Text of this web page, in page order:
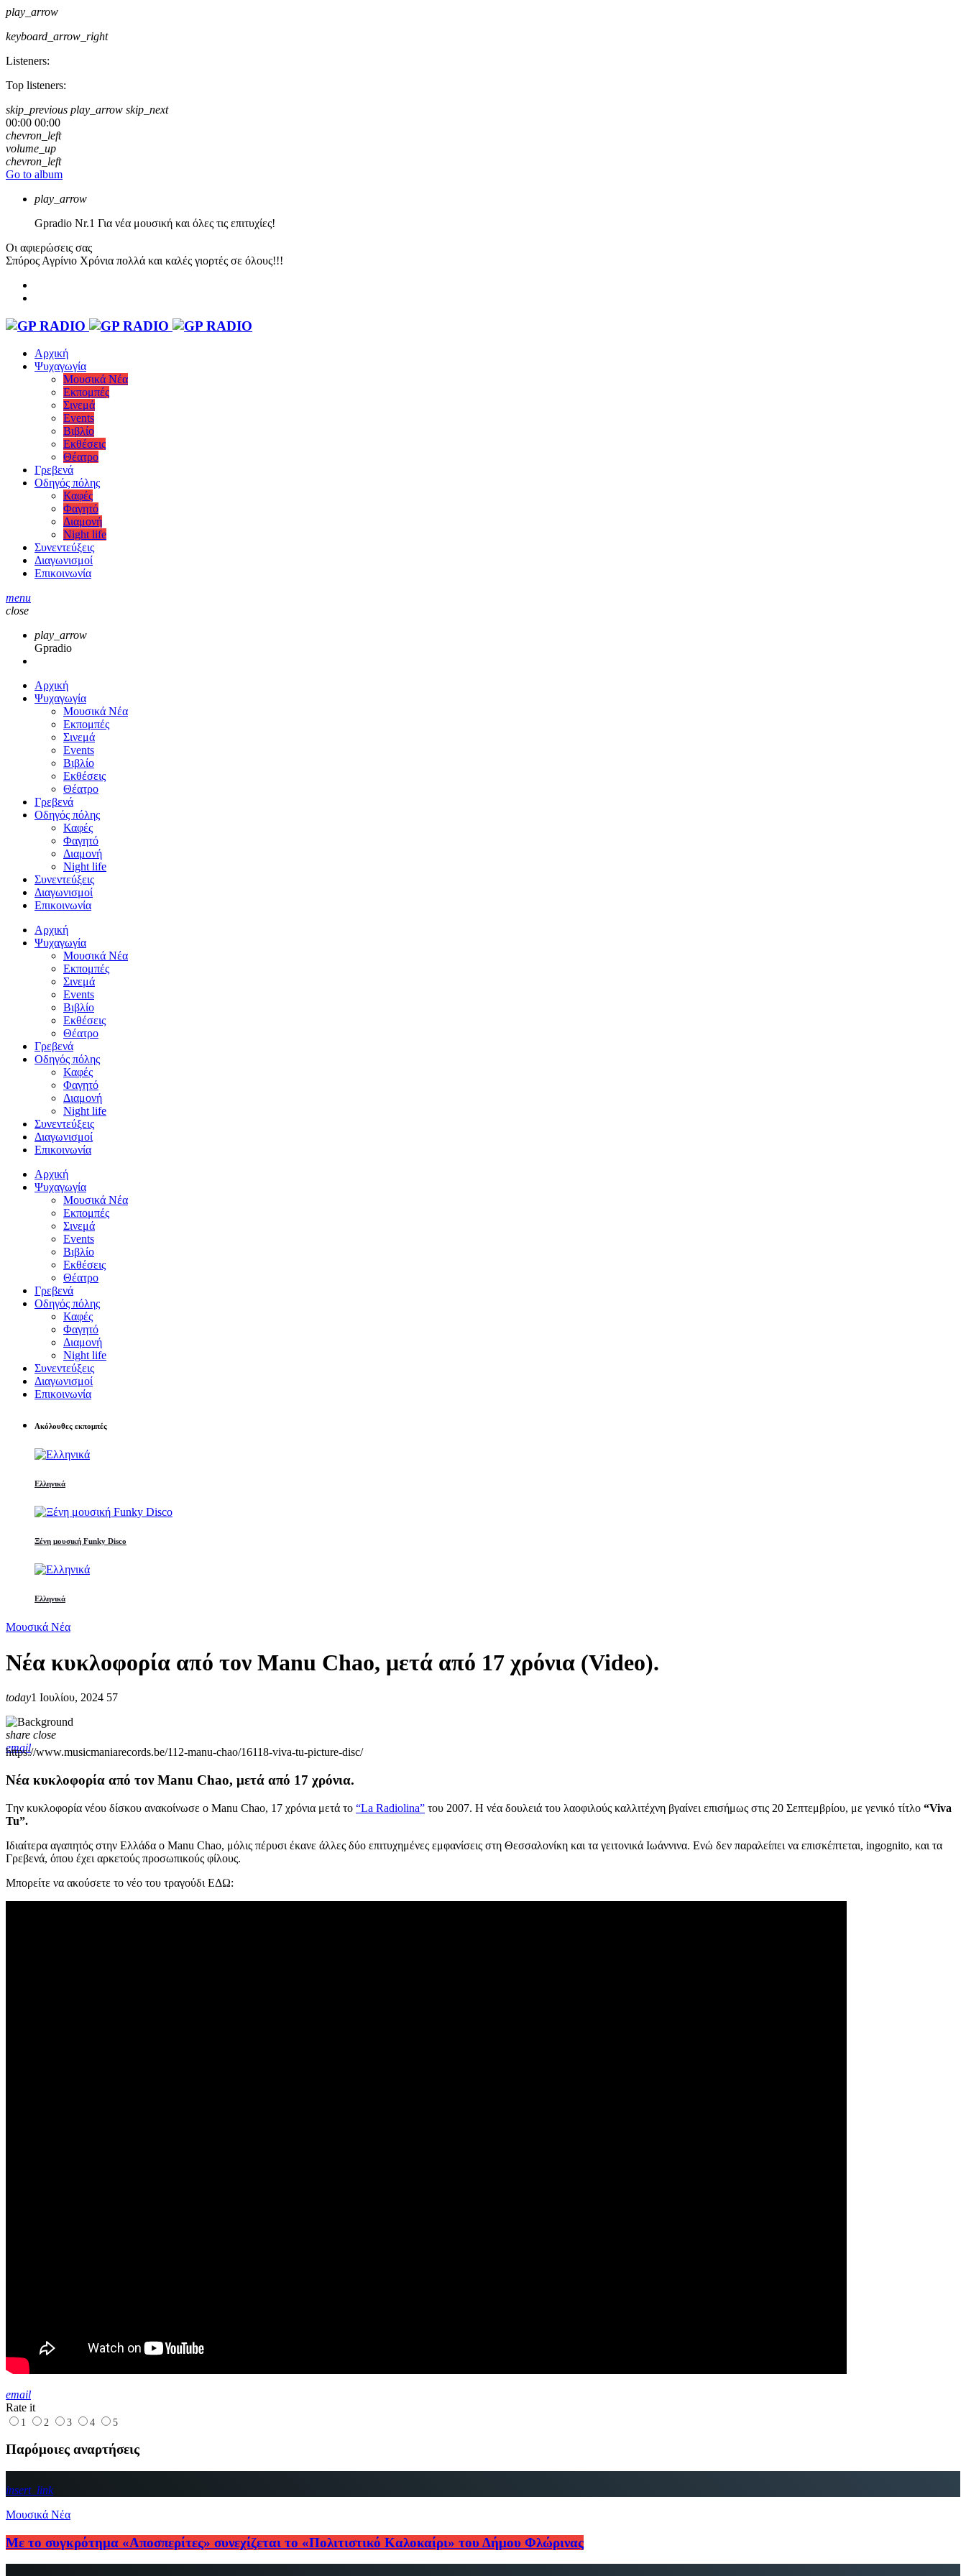
play_arrow
keyboard_arrow_right
Listeners:
Top listeners:
skip_previous play_arrow skip_next
00:00 00:00
chevron_left
volume_up
chevron_left
Go to album
play_arrow
Gpradio Nr.1 Για νέα μουσική και όλες τις επιτυχίες!
Οι αφιερώσεις σας
Σπύρος Αγρίνιο Χρόνια πολλά και καλές γιορτές σε όλους!!!
Αρχική
Ψυχαγωγία
Μουσικά Νέα
Εκπομπές
Σινεμά
Events
Βιβλίο
Εκθέσεις
Θέατρο
Γρεβενά
Οδηγός πόλης
Καφές
Φαγητό
Διαμονή
Night life
Συνεντεύξεις
Διαγωνισμοί
Επικοινωνία
menu
close
play_arrow
Gpradio
Αρχική
Ψυχαγωγία
Μουσικά Νέα
Εκπομπές
Σινεμά
Events
Βιβλίο
Εκθέσεις
Θέατρο
Γρεβενά
Οδηγός πόλης
Καφές
Φαγητό
Διαμονή
Night life
Συνεντεύξεις
Διαγωνισμοί
Επικοινωνία
Αρχική
Ψυχαγωγία
Μουσικά Νέα
Εκπομπές
Σινεμά
Events
Βιβλίο
Εκθέσεις
Θέατρο
Γρεβενά
Οδηγός πόλης
Καφές
Φαγητό
Διαμονή
Night life
Συνεντεύξεις
Διαγωνισμοί
Επικοινωνία
Αρχική
Ψυχαγωγία
Μουσικά Νέα
Εκπομπές
Σινεμά
Events
Βιβλίο
Εκθέσεις
Θέατρο
Γρεβενά
Οδηγός πόλης
Καφές
Φαγητό
Διαμονή
Night life
Συνεντεύξεις
Διαγωνισμοί
Επικοινωνία
Ακόλουθες εκπομπές
Ελληνικά
Ξένη μουσική Funky Disco
Ελληνικά
Μουσικά Νέα
Νέα κυκλοφορία από τον Manu Chao, μετά από 17 χρόνια (Video).
today1 Ιουλίου, 2024 57
share close
email
https://www.musicmaniarecords.be/112-manu-chao/16118-viva-tu-picture-disc/
Νέα κυκλοφορία από τον Manu Chao, μετά από 17 χρόνια.
Tην κυκλοφορία νέου δίσκου ανακοίνωσε ο Manu Chao, 17 χρόνια μετά το “La Radiolina” του 2007. Η νέα δουλειά του λαοφιλούς καλλιτέχνη βγαίνει επισήμως στις 20 Σεπτεμβρίου, με γενικό τίτλο “Viva
Tu”.
Iδιαίτερα αγαπητός στην Ελλάδα ο Μanu Chao, μόλις πέρυσι έκανε άλλες δύο επιτυχημένες εμφανίσεις στη Θεσσαλονίκη και τα γειτονικά Ιωάννινα. Ενώ δεν παραλείπει να επισκέπτεται, ingognito, και τα
Γρεβενά, όπου έχει αρκετούς προσωπικούς φίλους.
Μπορείτε να ακούσετε το νέο του τραγούδι ΕΔΩ:
email
Rate it
1 2 3 4 5
Παρόμοιες αναρτήσεις
insert_link
Μουσικά Νέα
Με το συγκρότημα «Αποσπερίτες» συνεχίζεται το «Πολιτιστικό Καλοκαίρι» του Δήμου Φλώρινας